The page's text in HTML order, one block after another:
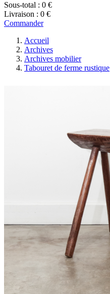
Sous-total : 0 €
Livraison : 0 €
Commander
Accueil
Archives
Archives mobilier
Tabouret de ferme rustique